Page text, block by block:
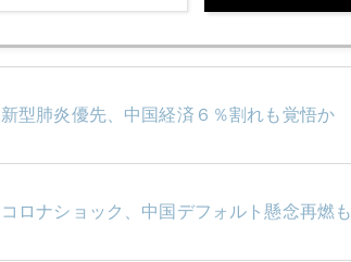
金融政策不信を映す金高騰
新型肺炎優先、中国経済６％割れも覚悟か
コロナショック、中国デフォルト懸念再燃も